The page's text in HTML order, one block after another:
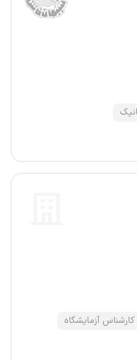
کارشناس آزمایشگاه